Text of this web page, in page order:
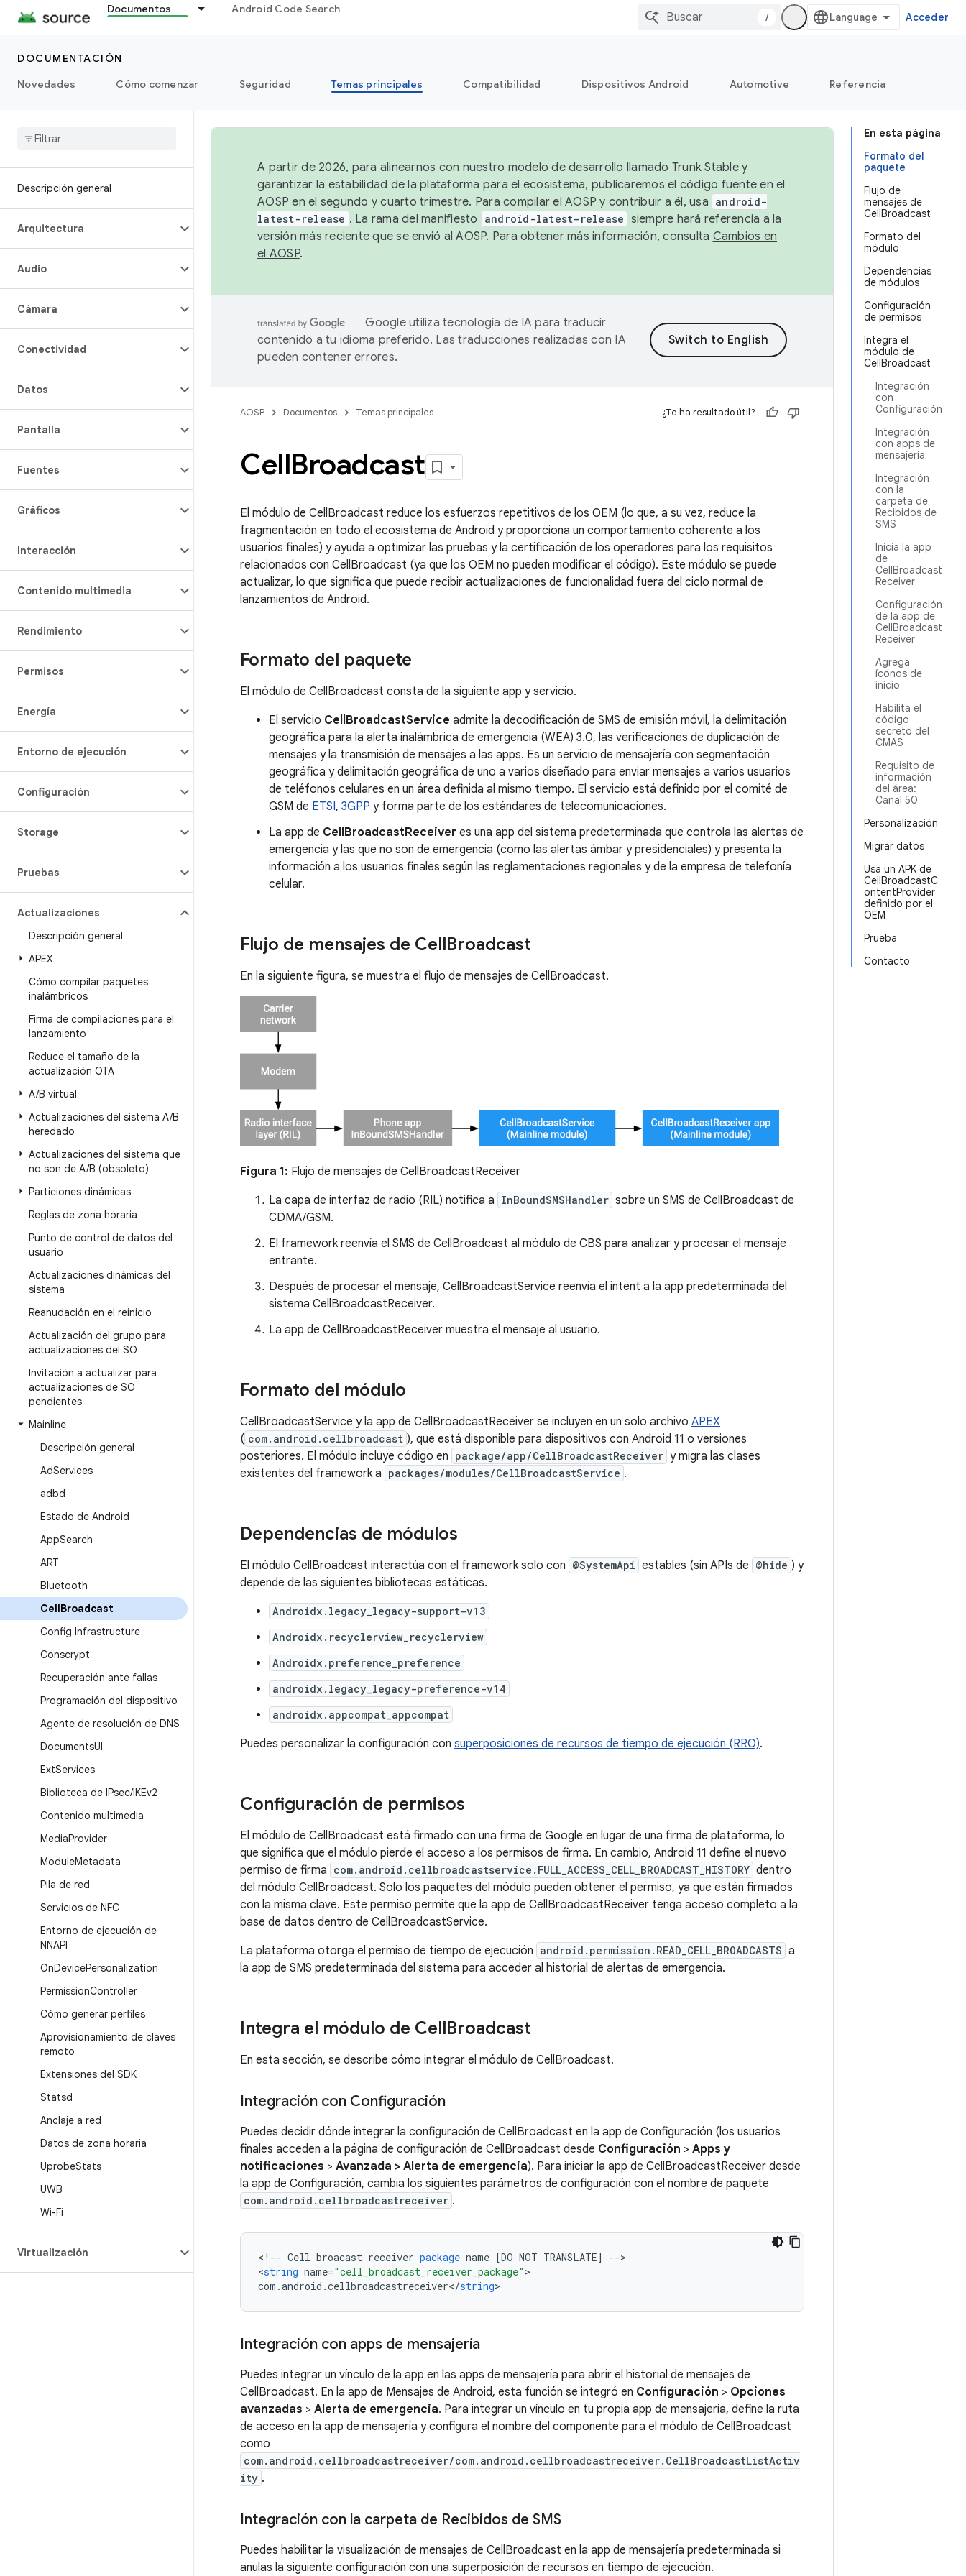
Documentos Android Code Search
/ Acceder
DOCUMENTACIÓN
Novedades
Cómo comenzar Seguridad Temas principales Compatibilidad Dispositivos Android Automotive Referencia
Descripción general
Arquitectura
Audio
Cámara
Conectividad
Datos
Pantalla
Fuentes
Gráficos
Interacción
Contenido multimedia
Rendimiento
Permisos
Energía
Entorno de ejecución
Configuración
Storage
Pruebas
Actualizaciones
Descripción general
APEX
Cómo compilar paquetes
inalámbricos
Firma de compilaciones para el
lanzamiento
Reduce el tamaño de la
actualización OTA
A/B virtual
Actualizaciones del sistema A/B
heredado
Actualizaciones del sistema que
no son de A/B (obsoleto)
Particiones dinámicas
Reglas de zona horaria
Punto de control de datos del
usuario
Actualizaciones dinámicas del
sistema
Reanudación en el reinicio
Actualización del grupo para
actualizaciones del SO
Invitación a actualizar para
actualizaciones de SO
pendientes
Mainline
Descripción general
AdServices
adbd
Estado de Android
AppSearch
ART
Bluetooth
CellBroadcast
Config Infrastructure
Conscrypt
Recuperación ante fallas
Programación del dispositivo
Agente de resolución de DNS
DocumentsUI
ExtServices
Biblioteca de IPsec/IKEv2
Contenido multimedia
MediaProvider
ModuleMetadata
Pila de red
Servicios de NFC
Entorno de ejecución de
NNAPI
OnDevicePersonalization
PermissionController
Cómo generar perfiles
Aprovisionamiento de claves
remoto
Extensiones del SDK
Statsd
Anclaje a red
Datos de zona horaria
UprobeStats
UWB
Wi-Fi
Virtualización
En esta página
Formato del
paquete
Flujo de
mensajes de
CellBroadcast
Formato del
módulo
Dependencias
de módulos
Configuración
de permisos
Integra el
módulo de
CellBroadcast
Integración
con
Configuración
Integración
con apps de
mensajería
Integración
con la
carpeta de
Recibidos de
SMS
Inicia la app
de
CellBroadcast
Receiver
Configuración
de la app de
CellBroadcast
Receiver
Agrega
íconos de
inicio
Habilita el
código
secreto del
CMAS
Requisito de
información
del área:
Canal 50
Personalización
Migrar datos
Usa un APK de
CellBroadcastC
ontentProvider
definido por el
OEM
Prueba
Contacto
A partir de 2026, para alinearnos con nuestro modelo de desarrollo llamado Trunk Stable y
garantizar la estabilidad de la plataforma para el ecosistema, publicaremos el código fuente en el
AOSP en el segundo y cuarto trimestre. Para compilar el AOSP y contribuir a él, usa android-
latest-release . La rama del manifiesto android-latest-release siempre hará referencia a la
versión más reciente que se envió al AOSP. Para obtener más información, consulta Cambios en
el AOSP.
Google utiliza tecnología de IA para traducir
contenido a tu idioma preferido. Las traducciones realizadas con IA
pueden contener errores.
AOSP Documentos Temas principales ¿Te ha resultado útil?
CellBroadcast
El módulo de CellBroadcast reduce los esfuerzos repetitivos de los OEM (lo que, a su vez, reduce la
fragmentación en todo el ecosistema de Android y proporciona un comportamiento coherente a los
usuarios finales) y ayuda a optimizar las pruebas y la certificación de los operadores para los requisitos
relacionados con CellBroadcast (ya que los OEM no pueden modificar el código). Este módulo se puede
actualizar, lo que significa que puede recibir actualizaciones de funcionalidad fuera del ciclo normal de
lanzamientos de Android.
Formato del paquete
El módulo de CellBroadcast consta de la siguiente app y servicio.
El servicio CellBroadcastService admite la decodificación de SMS de emisión móvil, la delimitación
geográfica para la alerta inalámbrica de emergencia (WEA) 3.0, las verificaciones de duplicación de
mensajes y la transmisión de mensajes a las apps. Es un servicio de mensajería con segmentación
geográfica y delimitación geográfica de uno a varios diseñado para enviar mensajes a varios usuarios
de teléfonos celulares en un área definida al mismo tiempo. El servicio está definido por el comité de
GSM de ETSI, 3GPP y forma parte de los estándares de telecomunicaciones.
La app de CellBroadcastReceiver es una app del sistema predeterminada que controla las alertas de
emergencia y las que no son de emergencia (como las alertas ámbar y presidenciales) y presenta la
información a los usuarios finales según las reglamentaciones regionales y de la empresa de telefonía
celular.
Flujo de mensajes de CellBroadcast
En la siguiente figura, se muestra el flujo de mensajes de CellBroadcast.
Figura 1: Flujo de mensajes de CellBroadcastReceiver
La capa de interfaz de radio (RIL) notifica a InBoundSMSHandler sobre un SMS de CellBroadcast de
CDMA/GSM.
El framework reenvía el SMS de CellBroadcast al módulo de CBS para analizar y procesar el mensaje
entrante.
Después de procesar el mensaje, CellBroadcastService reenvía el intent a la app predeterminada del
sistema CellBroadcastReceiver.
La app de CellBroadcastReceiver muestra el mensaje al usuario.
Formato del módulo
CellBroadcastService y la app de CellBroadcastReceiver se incluyen en un solo archivo APEX
( com.android.cellbroadcast ), que está disponible para dispositivos con Android 11 o versiones
posteriores. El módulo incluye código en package/app/CellBroadcastReceiver y migra las clases
existentes del framework a packages/modules/CellBroadcastService .
Dependencias de módulos
El módulo CellBroadcast interactúa con el framework solo con @SystemApi estables (sin APIs de @hide ) y
depende de las siguientes bibliotecas estáticas.
Androidx.legacy_legacy-support-v13
Androidx.recyclerview_recyclerview
Androidx.preference_preference
androidx.legacy_legacy-preference-v14
androidx.appcompat_appcompat
Puedes personalizar la configuración con superposiciones de recursos de tiempo de ejecución (RRO).
Configuración de permisos
El módulo de CellBroadcast está firmado con una firma de Google en lugar de una firma de plataforma, lo
que significa que el módulo pierde el acceso a los permisos de firma. En cambio, Android 11 define el nuevo
permiso de firma com.android.cellbroadcastservice.FULL_ACCESS_CELL_BROADCAST_HISTORY dentro
del módulo CellBroadcast. Solo los paquetes del módulo pueden obtener el permiso, ya que están firmados
con la misma clave. Este permiso permite que la app de CellBroadcastReceiver tenga acceso completo a la
base de datos dentro de CellBroadcastService.
La plataforma otorga el permiso de tiempo de ejecución android.permission.READ_CELL_BROADCASTS a
la app de SMS predeterminada del sistema para acceder al historial de alertas de emergencia.
Integra el módulo de CellBroadcast
En esta sección, se describe cómo integrar el módulo de CellBroadcast.
Integración con Configuración
Puedes decidir dónde integrar la configuración de CellBroadcast en la app de Configuración (los usuarios
finales acceden a la página de configuración de CellBroadcast desde Configuración > Apps y
notificaciones > Avanzada > Alerta de emergencia). Para iniciar la app de CellBroadcastReceiver desde
la app de Configuración, cambia los siguientes parámetros de configuración con el nombre de paquete
com.android.cellbroadcastreceiver .
< ! -- Cell broacast receiver package name [DO NOT TRANSLATE] -->
<string name="cell_broadcast_receiver_package"
com .android .cellbroadcastreceiver</string
Integración con apps de mensajería
Puedes integrar un vínculo de la app en las apps de mensajería para abrir el historial de mensajes de
CellBroadcast. En la app de Mensajes de Android, esta función se integró en Configuración > Opciones
avanzadas > Alerta de emergencia. Para integrar un vínculo en tu propia app de mensajería, define la ruta
de acceso en la app de mensajería y configura el nombre del componente para el módulo de CellBroadcast
como
com.android.cellbroadcastreceiver/com.android.cellbroadcastreceiver.CellBroadcastListActiv
ity .
Integración con la carpeta de Recibidos de SMS
Puedes habilitar la visualización de mensajes de CellBroadcast en la app de mensajería predeterminada si
anulas la siguiente configuración con una superposición de recursos en tiempo de ejecución.